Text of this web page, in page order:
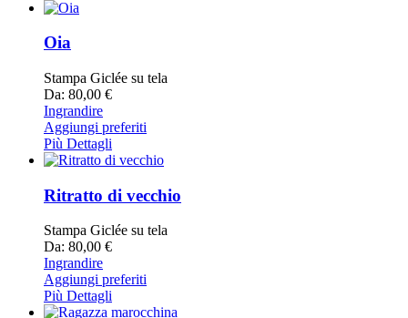
Oia
Stampa Giclée su tela
Da: 80,00 €
Ingrandire
Aggiungi preferiti
Più Dettagli
Ritratto di vecchio
Stampa Giclée su tela
Da: 80,00 €
Ingrandire
Aggiungi preferiti
Più Dettagli